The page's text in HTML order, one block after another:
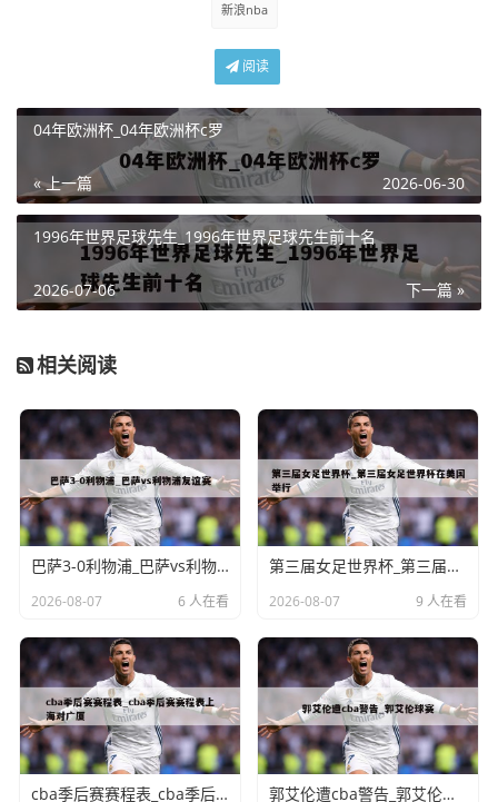
新浪nba
阅读
04年欧洲杯_04年欧洲杯c罗
« 上一篇 2026-06-30
1996年世界足球先生_1996年世界足球先生前十名
下一篇 »
2026-07-06
相关阅读
巴萨3-0利物浦_巴萨vs利物浦友谊赛
2026-08-07 6 人在看
第三届女足世界杯_第三届女足世界杯在美国举行
2026-08-07 9 人在看
cba季后赛赛程表_cba季后赛赛程表上海对广厦 郭艾伦遭cba警告_郭艾伦球赛